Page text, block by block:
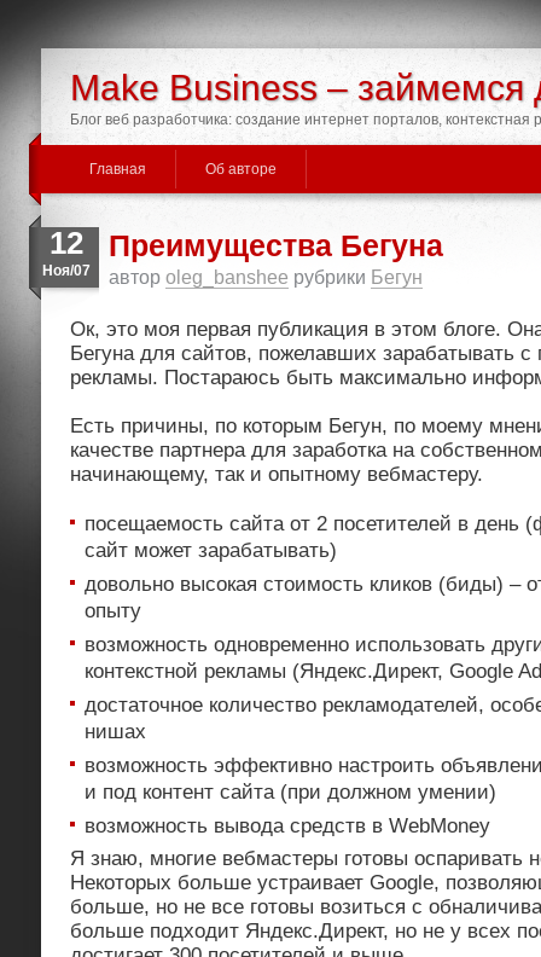
Make Business – займемся
Блог веб разработчика: создание интернет порталов,
Главная Об авторе
12
Ноя/07
Преимущества Бегуна
автор oleg_banshee рубрики Бегун
Ок, это моя первая публикация в этом блоге.
Бегуна для сайтов, пожелавших зарабатывать
рекламы. Постараюсь быть максимально
Есть причины, по которым Бегун, по моему
качестве партнера для заработка на
начинающему, так и опытному вебмастеру.
посещаемость сайта от 2 посетителей в день
сайт может зарабатывать)
довольно высокая стоимость кликов (биды) –
опыту
возможность одновременно использовать
контекстной рекламы (Яндекс.Директ, Google
достаточное количество рекламодателей,
нишах
возможность эффективно настроить
и под контент сайта (при должном умении)
возможность вывода средств в WebMoney
Я знаю, многие вебмастеры готовы оспаривать
Некоторых больше устраивает Google,
больше, но не все готовы возиться с
больше подходит Яндекс.Директ, но не у всех